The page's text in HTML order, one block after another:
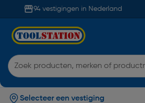
94 vestigingen in Nederland
Selecteer een vestiging